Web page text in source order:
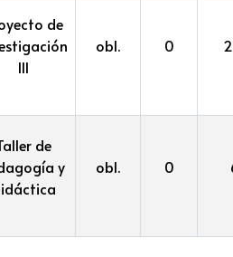
de
III
obl. 0
de
y
obl. 0